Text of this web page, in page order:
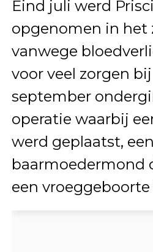
Eind juli werd
opgenomen in het
vanwege
voor veel zorgen
september
operatie waarbij
werd geplaatst,
baarmoedermond
een